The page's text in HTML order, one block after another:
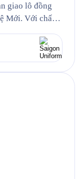
giao lô đồng
Mới. Với chất
tính năng mặc
nhận diện